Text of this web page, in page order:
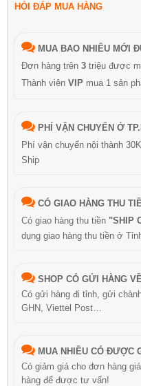
HỎI ĐÁP MUA HÀNG
MUA BAO NHIÊU MỚI
Đơn hàng trên 3 triệu được
Thành viên VIP mua 1 sản
PHÍ VẬN CHUYỂN Ở
Phí vận chuyển nội thành
Ship
CÓ GIAO HÀNG THU
Có giao hàng thu tiền "SHIP
dụng giao hàng thu tiền ở
SHOP CÓ GỬI HÀNG
Có gửi hàng đi tỉnh, gửi
GHN, Viettel Post…
MUA NHIỀU CÓ ĐƯỢC
Có giảm giá cho đơn hàng
hàng để được tư vấn!